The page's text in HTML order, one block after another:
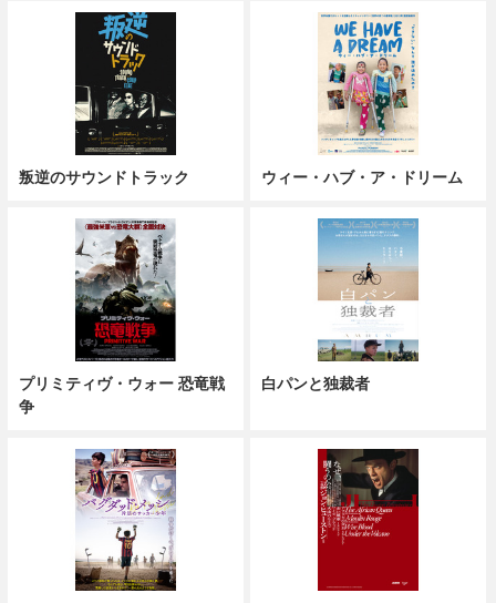
叛逆のサウンドトラック ウィー・ハブ・ア・ドリーム
プリミティヴ・ウォー 恐竜戦
争
白パンと独裁者